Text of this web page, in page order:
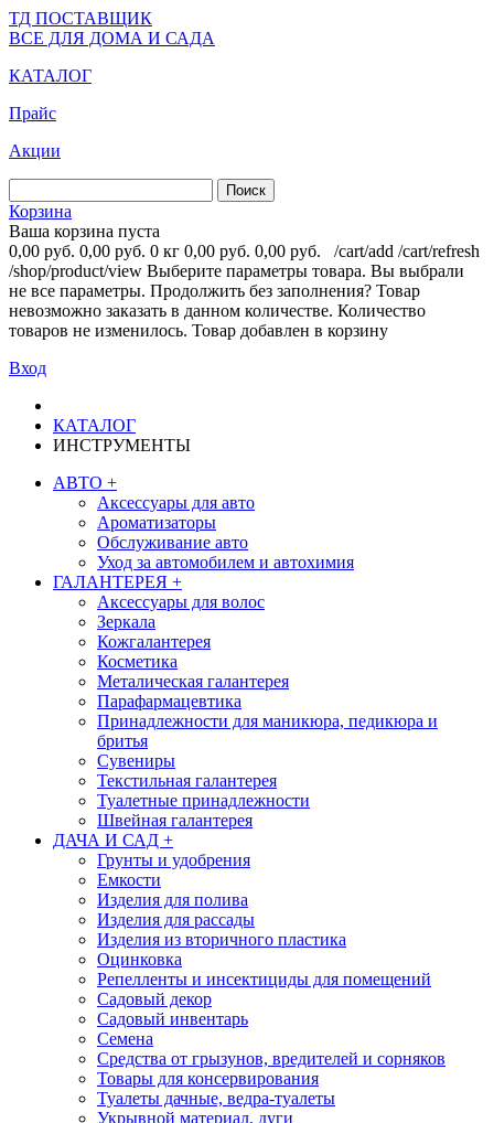
ТД ПОСТАВЩИК
ВСЕ ДЛЯ ДОМА И САДА
КАТАЛОГ
Прайс
Акции
Корзина
Ваша корзина пуста
0,00 руб. 0,00 руб. 0 кг 0,00 руб. 0,00 руб. /cart/add /cart/refresh
/shop/product/view Выберите параметры товара. Вы выбрали
не все параметры. Продолжить без заполнения? Товар
невозможно заказать в данном количестве. Количество
товаров не изменилось. Товар добавлен в корзину
Вход
КАТАЛОГ
ИНСТРУМЕНТЫ
АВТО +
Аксессуары для авто
Ароматизаторы
Обслуживание авто
Уход за автомобилем и автохимия
ГАЛАНТЕРЕЯ +
Аксессуары для волос
Зеркала
Кожгалантерея
Косметика
Металическая галантерея
Парафармацевтика
Принадлежности для маникюра, педикюра и
бритья
Сувениры
Текстильная галантерея
Туалетные принадлежности
Швейная галантерея
ДАЧА И САД +
Грунты и удобрения
Емкости
Изделия для полива
Изделия для рассады
Изделия из вторичного пластика
Оцинковка
Репелленты и инсектициды для помещений
Садовый декор
Садовый инвентарь
Семена
Средства от грызунов, вредителей и сорняков
Товары для консервирования
Туалеты дачные, ведра-туалеты
Укрывной материал, дуги